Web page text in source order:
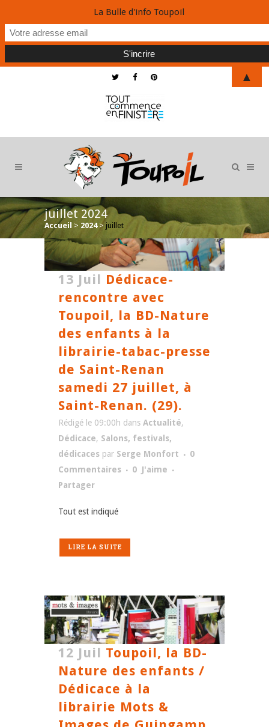
juillet 2024
Accueil > 2024> juillet
13 Juil Dédicace-
rencontre avec
Toupoil, la BD-Nature
des enfants à la
librairie-tabac-presse
de Saint-Renan
samedi 27 juillet, à
Saint-Renan. (29).
Rédigé le 09:00h dans Actualité,
Dédicace, Salons, festivals,
dédicaces par Serge Monfort
0
Commentaires
0 J'aime
Partager
Tout est indiqué
LIRE LA SUITE
12 Juil Toupoil, la BD-
Nature des enfants /
Dédicace à la
librairie Mots &
La Bulle d'info Toupoil
▲